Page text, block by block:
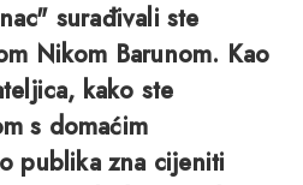
surađivali ste
Nikom Barunom. Kao
kako ste
s domaćim
publika zna cijeniti